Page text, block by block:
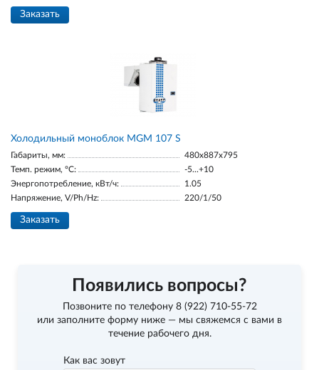
Заказать
Холодильный моноблок MGM 107 S
Габариты, мм:
480x887x795
Темп. режим, °С:
-5...+10
Энергопотребление, кВт/ч:
1.05
Напряжение, V/Ph/Hz:
220/1/50
Заказать
Появились вопросы?
Позвоните по телефону 8 (922) 710-55-72
или заполните форму ниже — мы свяжемся с вами в
течение рабочего дня.
Как вас зовут